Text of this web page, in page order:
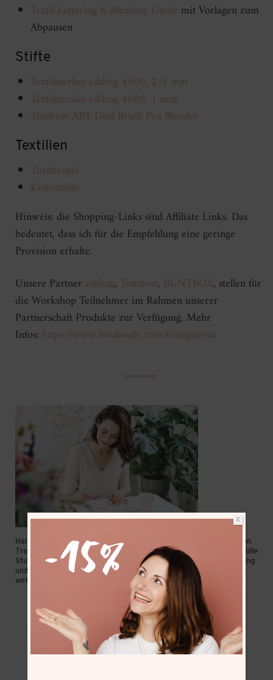
Textil Lettering & Blending Guide mit Vorlagen zum
Abpausen
Stifte
Textilmarker edding 4500, 2-3 mm
Textilmarker edding 4600, 1 mm
Tombow ABT Dual Brush Pen Blender
Textilien
Turnbeutel
Kissenhülle
Hinweis: die Shopping-Links sind Affiliate Links. Das
bedeutet, dass ich für die Empfehlung eine geringe
Provision erhalte.
Unsere Partner edding, Tombow, BUNTBOX, stellen für
die Workshop Teilnehmer im Rahmen unserer
Partnerschaft Produkte zur Verfügung. Mehr
Infos: https://www.frauhoelle.com/transparenz
Hallo, ich bin Frau Hölle aus München! Seit Mai 2016 lebe ich meinen
Traum als “Lettering/Watercolor Artist & Coach”. Mit dem “Frau Hölle
Studio” verbreite ich die Faszination der modernen Schriftgestaltung
und Aquarellmalerei und beweise dabei immer wieder, dass Kunst
wirklich jeder kann!
Mehr von mir »
ACADEMY ONLINEKURSE
X